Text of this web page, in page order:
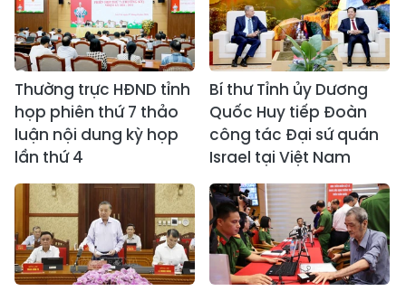
Thường trực HĐND tỉnh
họp phiên thứ 7 thảo
luận nội dung kỳ họp
lần thứ 4
Bí thư Tỉnh ủy Dương
Quốc Huy tiếp Đoàn
công tác Đại sứ quán
Israel tại Việt Nam